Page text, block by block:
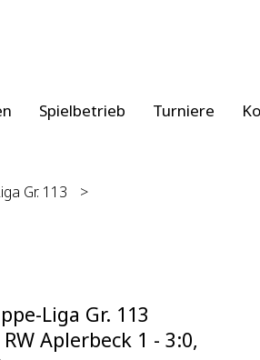
Spielbetrieb Turniere
Gr. 113
>
Liga Gr. 113
Aplerbeck 1 - 3:0,